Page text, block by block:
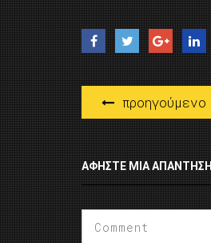
προηγούμενο
ΑΦΉΣΤΕ ΜΙΑ ΑΠΆΝΤΗΣΗ